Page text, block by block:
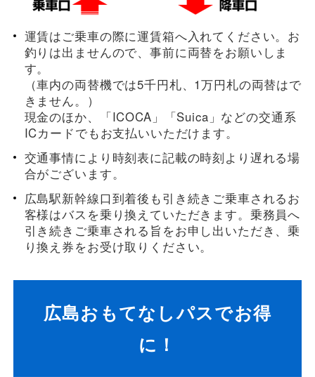
運賃はご乗車の際に運賃箱へ入れてください。お
釣りは出ませんので、事前に両替をお願いしま
す。
（車内の両替機では5千円札、1万円札の両替はで
きません。）
現金のほか、「ICOCA」「Suica」などの交通系
ICカードでもお支払いいただけます。
交通事情により時刻表に記載の時刻より遅れる場
合がございます。
広島駅新幹線口到着後も引き続きご乗車されるお
客様はバスを乗り換えていただきます。乗務員へ
引き続きご乗車される旨をお申し出いただき、乗
り換え券をお受け取りください。
広島おもてなしパスでお得
に！